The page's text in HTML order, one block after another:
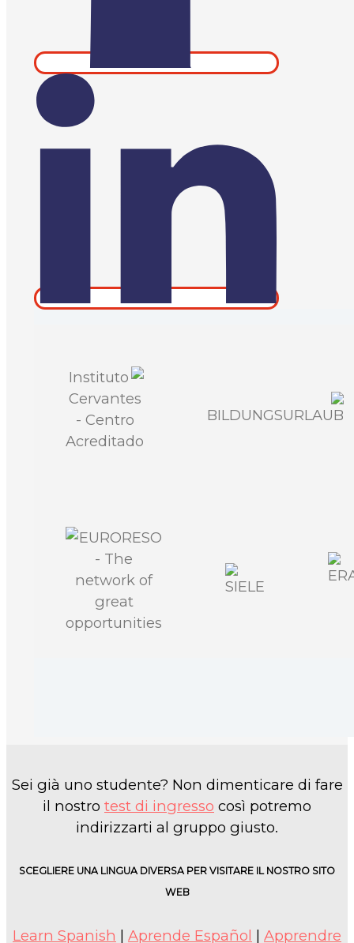
Sei già uno studente? Non dimenticare di fare
il nostro test di ingresso così potremo
indirizzarti al gruppo giusto.
SCEGLIERE UNA LINGUA DIVERSA PER VISITARE IL NOSTRO SITO
WEB
Learn Spanish | Aprende Español | Apprendre